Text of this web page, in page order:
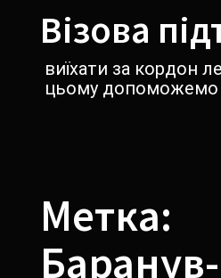
содержимомуВізова
виїхати за кордон
цьому допоможемо
Метка:
Баранув-